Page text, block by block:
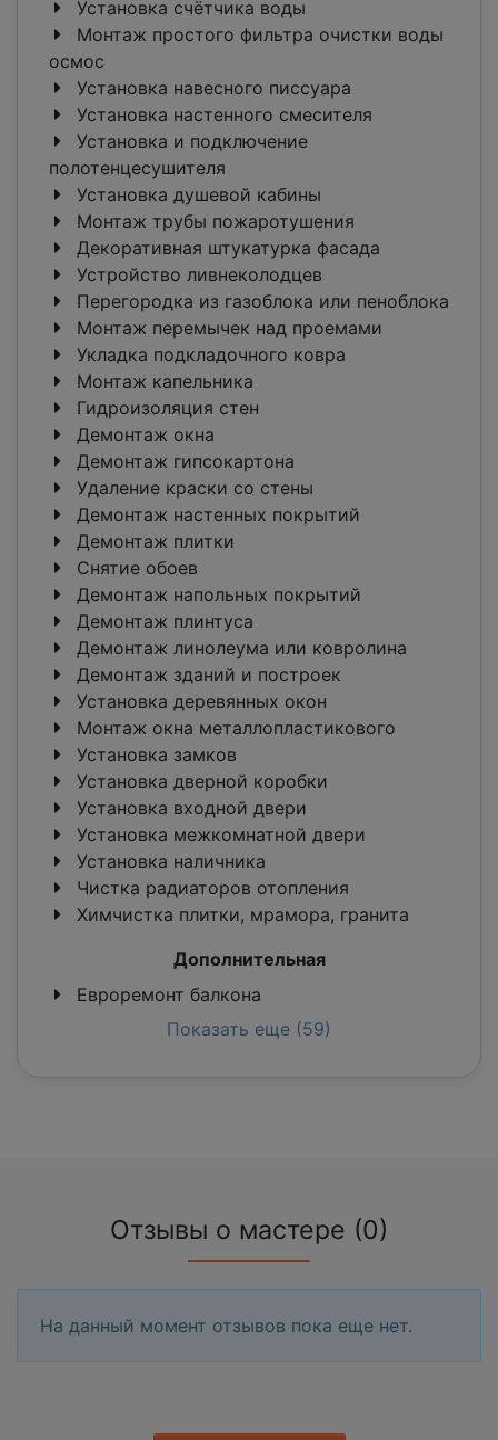
Установка счётчика воды
Монтаж простого фильтра очистки воды
осмос
Установка навесного писсуара
Установка настенного смесителя
Установка и подключение
полотенцесушителя
Установка душевой кабины
Монтаж трубы пожаротушения
Декоративная штукатурка фасада
Устройство ливнеколодцев
Перегородка из газоблока или пеноблока
Монтаж перемычек над проемами
Укладка подкладочного ковра
Монтаж капельника
Гидроизоляция стен
Демонтаж окна
Демонтаж гипсокартона
Удаление краски со стены
Демонтаж настенных покрытий
Демонтаж плитки
Снятие обоев
Демонтаж напольных покрытий
Демонтаж плинтуса
Демонтаж линолеума или ковролина
Демонтаж зданий и построек
Установка деревянных окон
Монтаж окна металлопластикового
Установка замков
Установка дверной коробки
Установка входной двери
Установка межкомнатной двери
Установка наличника
Чистка радиаторов отопления
Химчистка плитки, мрамора, гранита
Дополнительная
Евроремонт балкона
Показать еще (59)
Отзывы о мастере (0)
На данный момент отзывов пока еще нет.